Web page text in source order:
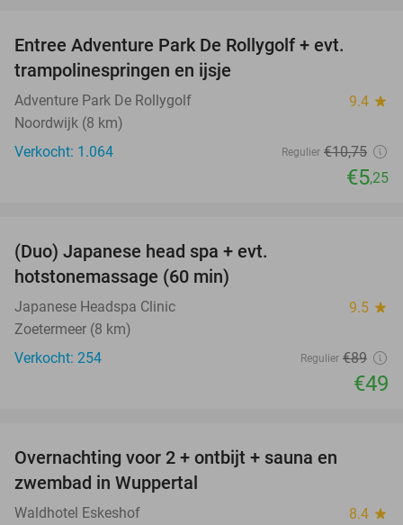
Entree Adventure Park De Rollygolf + evt.
trampolinespringen en ijsje
Adventure Park De Rollygolf 9.4 star
Noordwijk (8 km)
Verkocht: 1.064
Regulier €10,75
€5,25
(Duo) Japanese head spa + evt.
hotstonemassage (60 min)
Japanese Headspa Clinic 9.5 star
Zoetermeer (8 km)
Verkocht: 254
Regulier €89
€49
Overnachting voor 2 + ontbijt + sauna en
zwembad in Wuppertal
Waldhotel Eskeshof 8.4 star